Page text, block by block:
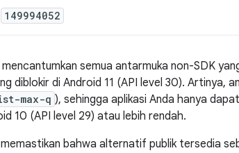
149994052
semua antarmuka non-SDK
diblokir di Android 11 (API level 30). Artinya,
max-q ), sehingga aplikasi Anda hanya
10 (API level 29) atau lebih rendah.
memastikan bahwa alternatif publik tersedia